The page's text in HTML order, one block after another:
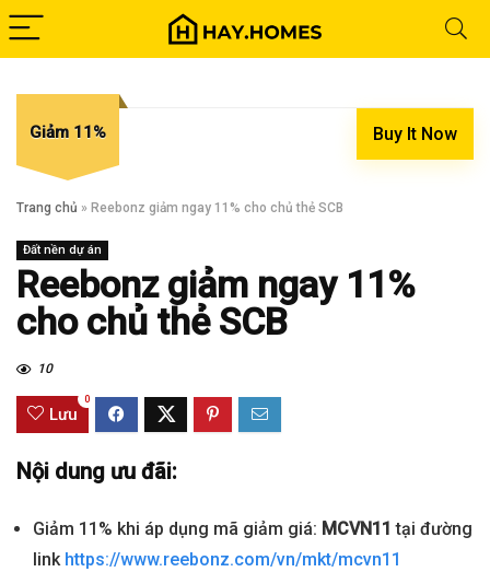
Giảm 11% Buy It Now
Trang chủ » Reebonz giảm ngay 11% cho chủ thẻ SCB
Đất nền dự án
Reebonz giảm ngay 11%
cho chủ thẻ SCB
10
Lưu
0
Nội dung ưu đãi:
Giảm 11% khi áp dụng mã giảm giá: MCVN11 tại đường
link https://www.reebonz.com/vn/mkt/mcvn11